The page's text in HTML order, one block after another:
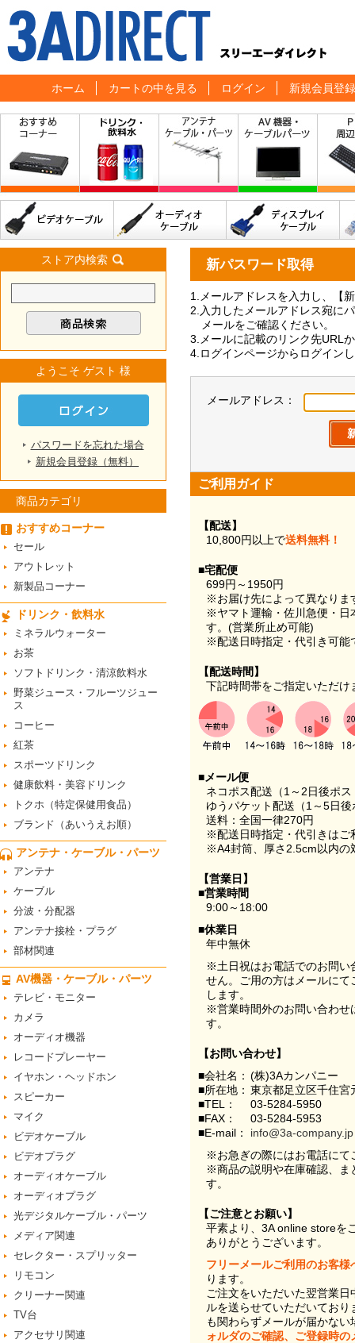
ホーム カートの中を見る ログイン 新規会員登録
新パスワード取得
1.メールアドレスを入力し、【
2.入力したメールアドレス宛に
メールをご確認ください。
3.メールに記載のリンク先URL
4.ログインページからログイン
メールアドレス：
ご利用ガイド
【配送】
10,800円以上で送料無料！
■宅配便
699円～1950円
※お届け先によって異なりま
※ヤマト運輸・佐川急便・日
す。(営業所止め可能)
※配送日時指定・代引き可能
【配送時間】
下記時間帯をご指定いただけ
■メール便
ネコポス配送（1～2日後ポ
ゆうパケット配送（1～5日
送料：全国一律270円
※配送日時指定・代引きはご
※A4封筒、厚さ2.5cm以内の
【営業日】
■営業時間
9:00～18:00
■休業日
年中無休
※土日祝はお電話でのお問い
せん。ご用の方はメールに
します。
※営業時間外のお問い合わせ
す。
【お問い合わせ】
■会社名： (株)3Aカンパニー
■所在地： 東京都足立区千住
■TEL：
03-5284-5950
■FAX：
03-5284-5953
■E-mail：
info@3a-company.jp
※お急ぎの際にはお電話にて
※商品の説明や在庫確認、ま
す。
【ご注意とお願い】
平素より、3A online storeを
ありがとうございます。
フリーメールご利用のお客様
ります。
ご注文をいただいた翌営業
ルを送らせていただいてお
も関わらずメールが届かない
ォルダのご確認、ご登録時
ストア内検索
ようこそ ゲスト 様
パスワードを忘れた場合
新規会員登録（無料）
商品カテゴリ
おすすめコーナー
セール
アウトレット
新製品コーナー
ドリンク・飲料水
ミネラルウォーター
お茶
ソフトドリンク・清涼飲料水
野菜ジュース・フルーツジュー
ス
コーヒー
紅茶
スポーツドリンク
健康飲料・美容ドリンク
トクホ（特定保健用食品）
ブランド（あいうえお順）
アンテナ・ケーブル・パーツ
アンテナ
ケーブル
分波・分配器
アンテナ接栓・プラグ
部材関連
AV機器・ケーブル・パーツ
テレビ・モニター
カメラ
オーディオ機器
レコードプレーヤー
イヤホン・ヘッドホン
スピーカー
マイク
ビデオケーブル
ビデオプラグ
オーディオケーブル
オーディオプラグ
光デジタルケーブル・パーツ
メディア関連
セレクター・スプリッター
リモコン
クリーナー関連
TV台
アクセサリ関連